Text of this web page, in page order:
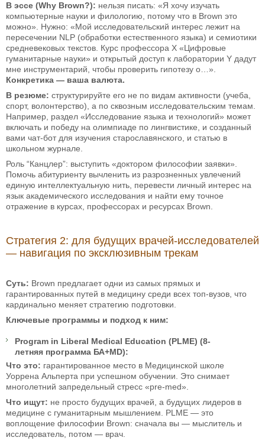
В эссе (Why Brown?): нельзя писать: «Я хочу изучать
компьютерные науки и филологию, потому что в Brown это
можно». Нужно: «Мой исследовательский интерес лежит на
пересечении NLP (обработки естественного языка) и семиотики
средневековых текстов. Курс профессора X «Цифровые
гуманитарные науки» и открытый доступ к лаборатории Y дадут
мне инструментарий, чтобы проверить гипотезу о…».
Конкретика — ваша валюта.
В резюме: структурируйте его не по видам активности (учеба,
спорт, волонтерство), а по сквозным исследовательским темам.
Например, раздел «Исследование языка и технологий» может
включать и победу на олимпиаде по лингвистике, и созданный
вами чат-бот для изучения старославянского, и статью в
школьном журнале.
Роль “Канцлер”: выступить «доктором философии заявки».
Помочь абитуриенту вычленить из разрозненных увлечений
единую интеллектуальную нить, перевести личный интерес на
язык академического исследования и найти ему точное
отражение в курсах, профессорах и ресурсах Brown.
Стратегия 2: для будущих врачей-исследователей
— навигация по эксклюзивным трекам
Суть: Brown предлагает одни из самых прямых и
гарантированных путей в медицину среди всех топ-вузов, что
кардинально меняет стратегию подготовки.
Ключевые программы и подход к ним:
Program in Liberal Medical Education (PLME) (8-
летняя программа БА+MD):
Что это: гарантированное место в Медицинской школе
Уоррена Альперта при успешном обучении. Это снимает
многолетний запредельный стресс «pre-med».
Что ищут: не просто будущих врачей, а будущих лидеров в
медицине с гуманитарным мышлением. PLME — это
воплощение философии Brown: сначала вы — мыслитель и
исследователь, потом — врач.